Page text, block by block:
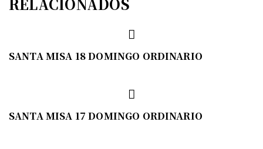
SANTA MISA 18 DOMINGO ORDINARIO
SANTA MISA 17 DOMINGO ORDINARIO